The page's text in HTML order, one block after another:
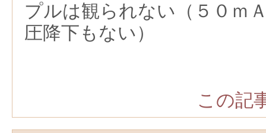
プルは観られない（５０ｍ
圧降下もない）
この記